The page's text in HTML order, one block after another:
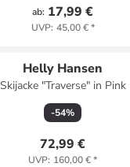
ab: 17,99 €
UVP: 45,00 €*
Helly Hansen
Skijacke "Traverse" in Pink
-54%
72,99 €
UVP: 160,00 €*